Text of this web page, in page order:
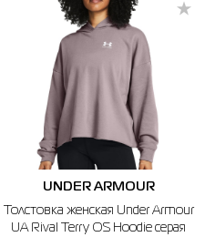
UNDER ARMOUR
Толстовка женская Under Armour
UA Rival Terry OS Hoodie серая